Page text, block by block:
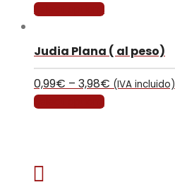
Select options
Judia Plana ( al peso)
0,99€ – 3,98€ (IVA incluido)
Select options
